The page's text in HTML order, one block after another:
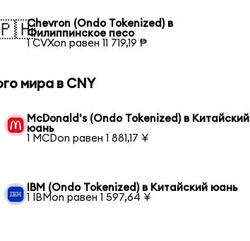
Chevron (Ondo Tokenized) в
Филиппинское песо
1 CVXon равен 11 719,19 ₱
мира в CNY
McDonald's (Ondo Tokenized) в Китайский
юань
1 MCDon равен 1 881,17 ¥
IBM (Ondo Tokenized) в Китайский юань
1 IBMon равен 1 597,64 ¥